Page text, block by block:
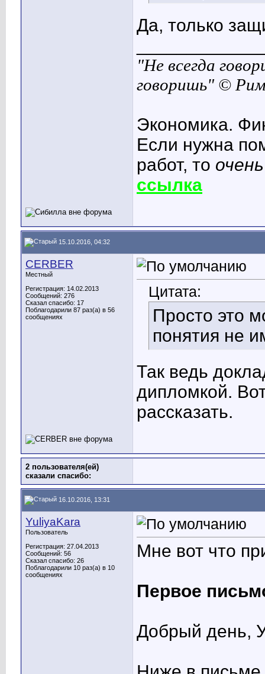
Да, только
"Не всегда
говоришь" ©
Экономика.
Если нужна
работ, то
ссылка
15.10.2016, 04:32
CERBER
Местный
Регистрация: 14.02.2013
Сообщений: 276
Сказал спасибо: 17
Поблагодарили 87 раз(а) в 56
сообщениях
Цитата:
Просто это
понятия не
Так ведь
дипломкой.
рассказать.
2 пользователя(ей)
сказали cпасибо:
16.10.2016, 13:31
YuliyaKara
Пользователь
Регистрация: 27.04.2013
Сообщений: 56
Сказал спасибо: 26
Поблагодарили 10 раз(а) в 10
сообщениях
Мне вот что
Первое
Добрый день,